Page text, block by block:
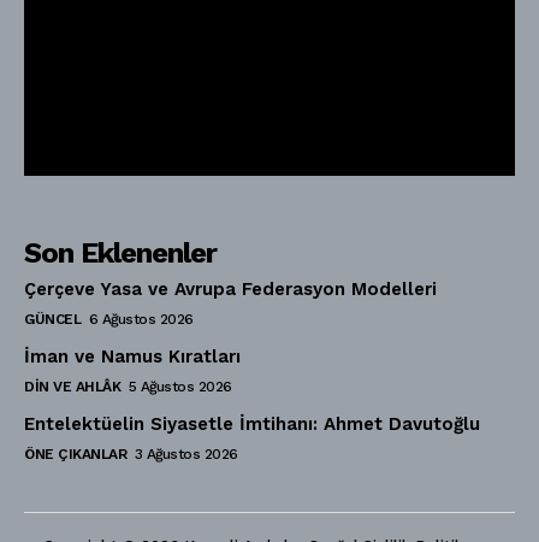
Son Eklenenler
Çerçeve Yasa ve Avrupa Federasyon Modelleri
GÜNCEL 6 Ağustos 2026
İman ve Namus Kıratları
DIN VE AHLÂK 5 Ağustos 2026
Entelektüelin Siyasetle İmtihanı: Ahmet Davutoğlu
ÖNE ÇIKANLAR 3 Ağustos 2026